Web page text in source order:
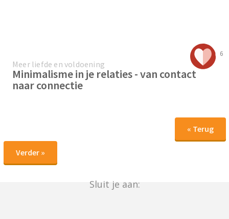
6
Meer liefde en voldoening
Minimalisme in je relaties - van contact
naar connectie
« Terug
Verder »
Sluit je aan: